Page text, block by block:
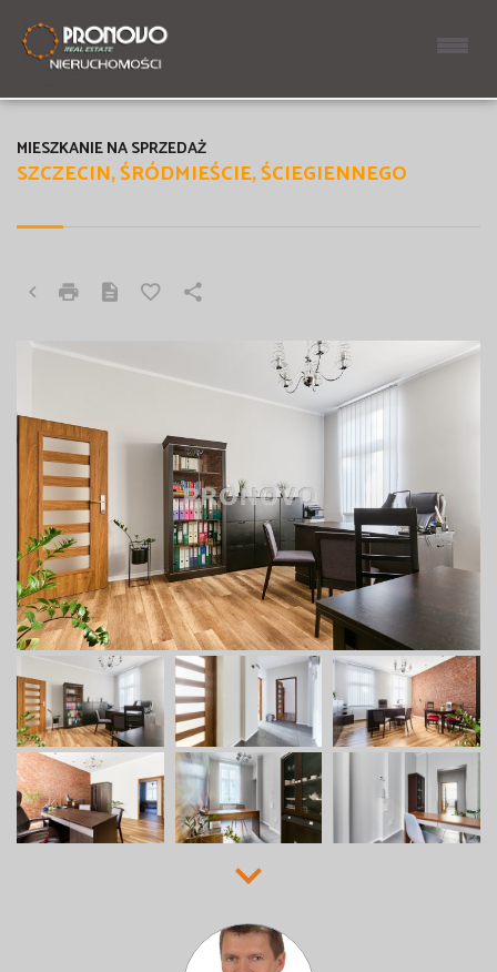
SZCZECIN, ŚRÓDMIEŚCIE, ŚCIEGIENNEGO
MIESZKANIE NA SPRZEDAŻ